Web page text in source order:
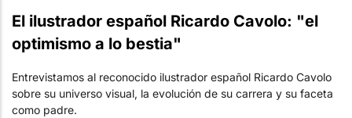
El ilustrador español Ricardo Cavolo: "el
optimismo a lo bestia"
Entrevistamos al reconocido ilustrador español Ricardo Cavolo
sobre su universo visual, la evolución de su carrera y su faceta
como padre.